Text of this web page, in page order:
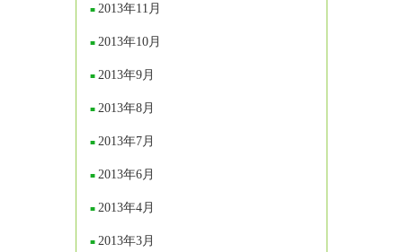
2013年11月
2013年10月
2013年9月
2013年8月
2013年7月
2013年6月
2013年4月
2013年3月